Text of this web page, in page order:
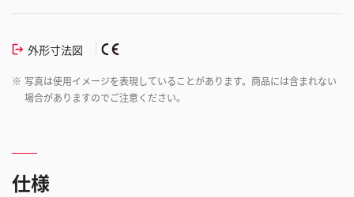
外形寸法図
※ 写真は使用イメージを表現していることがあります。商品には含まれない
場合がありますのでご注意ください。
仕様